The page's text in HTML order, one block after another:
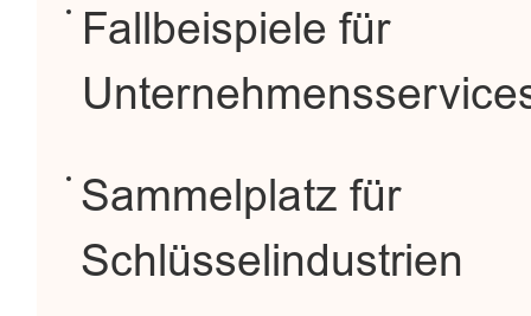
Fallbeispiele für
Sammelplatz für
Schlüsselindustrien